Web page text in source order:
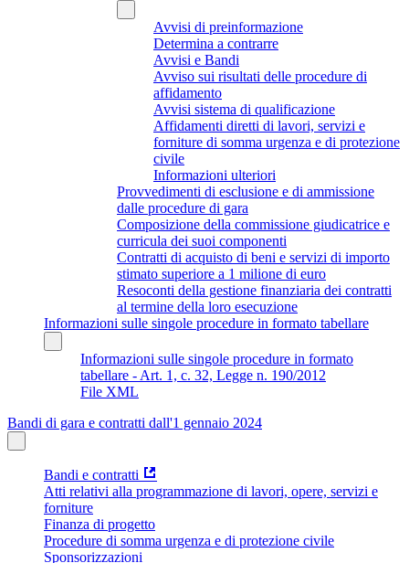
Avvisi di preinformazione
Determina a contrarre
Avvisi e Bandi
Avviso sui risultati delle procedure di
affidamento
Avvisi sistema di qualificazione
Affidamenti diretti di lavori, servizi e
forniture di somma urgenza e di protezione
civile
Informazioni ulteriori
Provvedimenti di esclusione e di ammissione
dalle procedure di gara
Composizione della commissione giudicatrice e
curricula dei suoi componenti
Contratti di acquisto di beni e servizi di importo
stimato superiore a 1 milione di euro
Resoconti della gestione finanziaria dei contratti
al termine della loro esecuzione
Informazioni sulle singole procedure in formato tabellare
Informazioni sulle singole procedure in formato
tabellare - Art. 1, c. 32, Legge n. 190/2012
File XML
Bandi di gara e contratti dall'1 gennaio 2024
Bandi e contratti
Atti relativi alla programmazione di lavori, opere, servizi e
forniture
Finanza di progetto
Procedure di somma urgenza e di protezione civile
Sponsorizzazioni